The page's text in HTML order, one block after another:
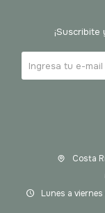
Costa
Lunes a